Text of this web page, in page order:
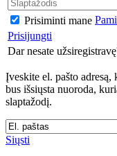
Prisiminti mane
Prisijungti
Dar nesate
Įveskite el. pašto adresą,
bus išsiųsta nuoroda,
slaptažodį.
Siųsti